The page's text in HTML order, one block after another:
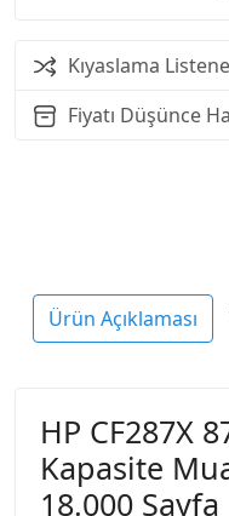
Kıyaslama
Fiyatı Düşünce
Ürün Açıklaması
HP CF287X
Kapasite
18.000 Sayfa